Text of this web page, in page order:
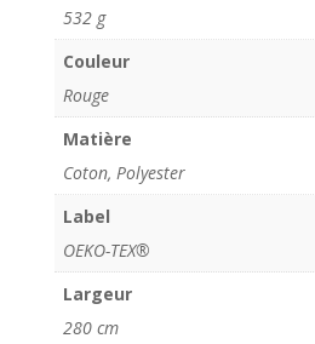
532 g
Couleur
Rouge
Matière
Coton, Polyester
Label
OEKO-TEX®
Largeur
280 cm